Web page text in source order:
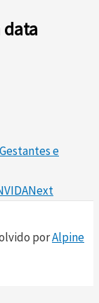
data
e
Next
porAlpine